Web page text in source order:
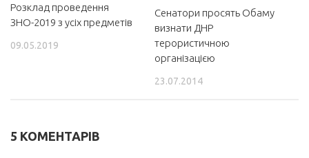
Розклад проведення
ЗНО-2019 з усіх предметів
09.05.2019
Сенатори просять Обаму
визнати ДНР
терористичною
організацією
23.07.2014
5 КОМЕНТАРІВ